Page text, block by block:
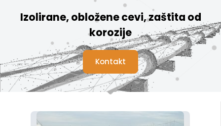
Izolirane, obložene cevi, zaštita od
korozije
Kontakt